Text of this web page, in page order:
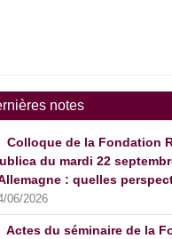
notes
Colloque de la Fondation
du mardi 22
: quelles
06/2026
Actes du séminaire de la